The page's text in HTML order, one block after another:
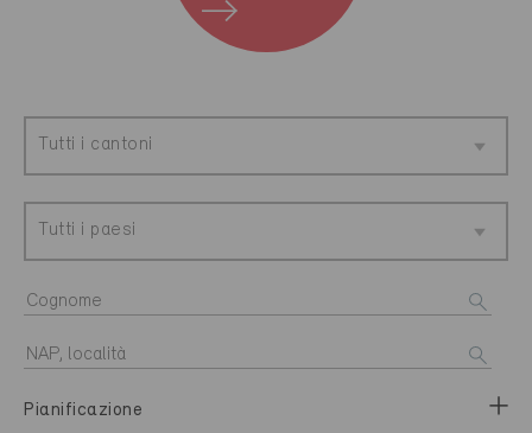
Tutti i cantoni
Tutti i paesi
Pianificazione